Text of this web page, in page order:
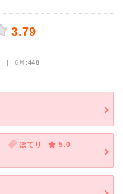
3.79
| 6月:448
ほてり
5.0